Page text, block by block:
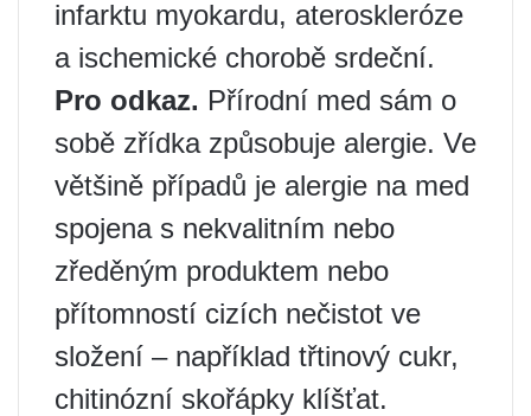
infarktu myokardu, ateroskleróze
a ischemické chorobě srdeční.
Pro odkaz. Přírodní med sám o
sobě zřídka způsobuje alergie. Ve
většině případů je alergie na med
spojena s nekvalitním nebo
zředěným produktem nebo
přítomností cizích nečistot ve
složení – například třtinový cukr,
chitinózní skořápky klíšťat.